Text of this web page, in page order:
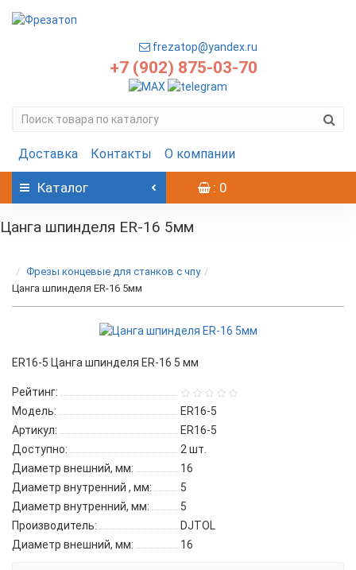
frezatop@yandex.ru
+7 (902) 875-03-70
Доставка Контакты О компании
Каталог : 0
Цанга шпинделя ER-16 5мм
Фрезы концевые для станков с чпу
Цанга шпинделя ER-16 5мм
ER16-5 Цанга шпинделя ER-16 5 мм
Рейтинг:
Модель:
ER16-5
Артикул:
ER16-5
Доступно:
2шт.
Диаметр внешний, мм:
16
Диаметр внутренний , мм:
5
Диаметр внутренний, мм:
5
Производитель:
DJTOL
Диаметр внешний, мм:
16